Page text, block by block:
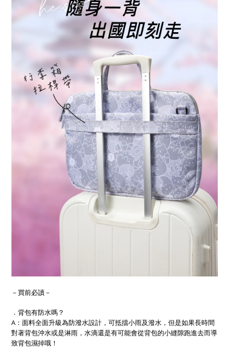
－買前必讀－
．背包有防水嗎？
A：面料全面升級為防潑水設計，可抵擋小雨及潑水，但是如果長時間
對著背包沖水或是淋雨，水滴還是有可能會從背包的小縫隙跑進去而導
致背包濕掉哦！